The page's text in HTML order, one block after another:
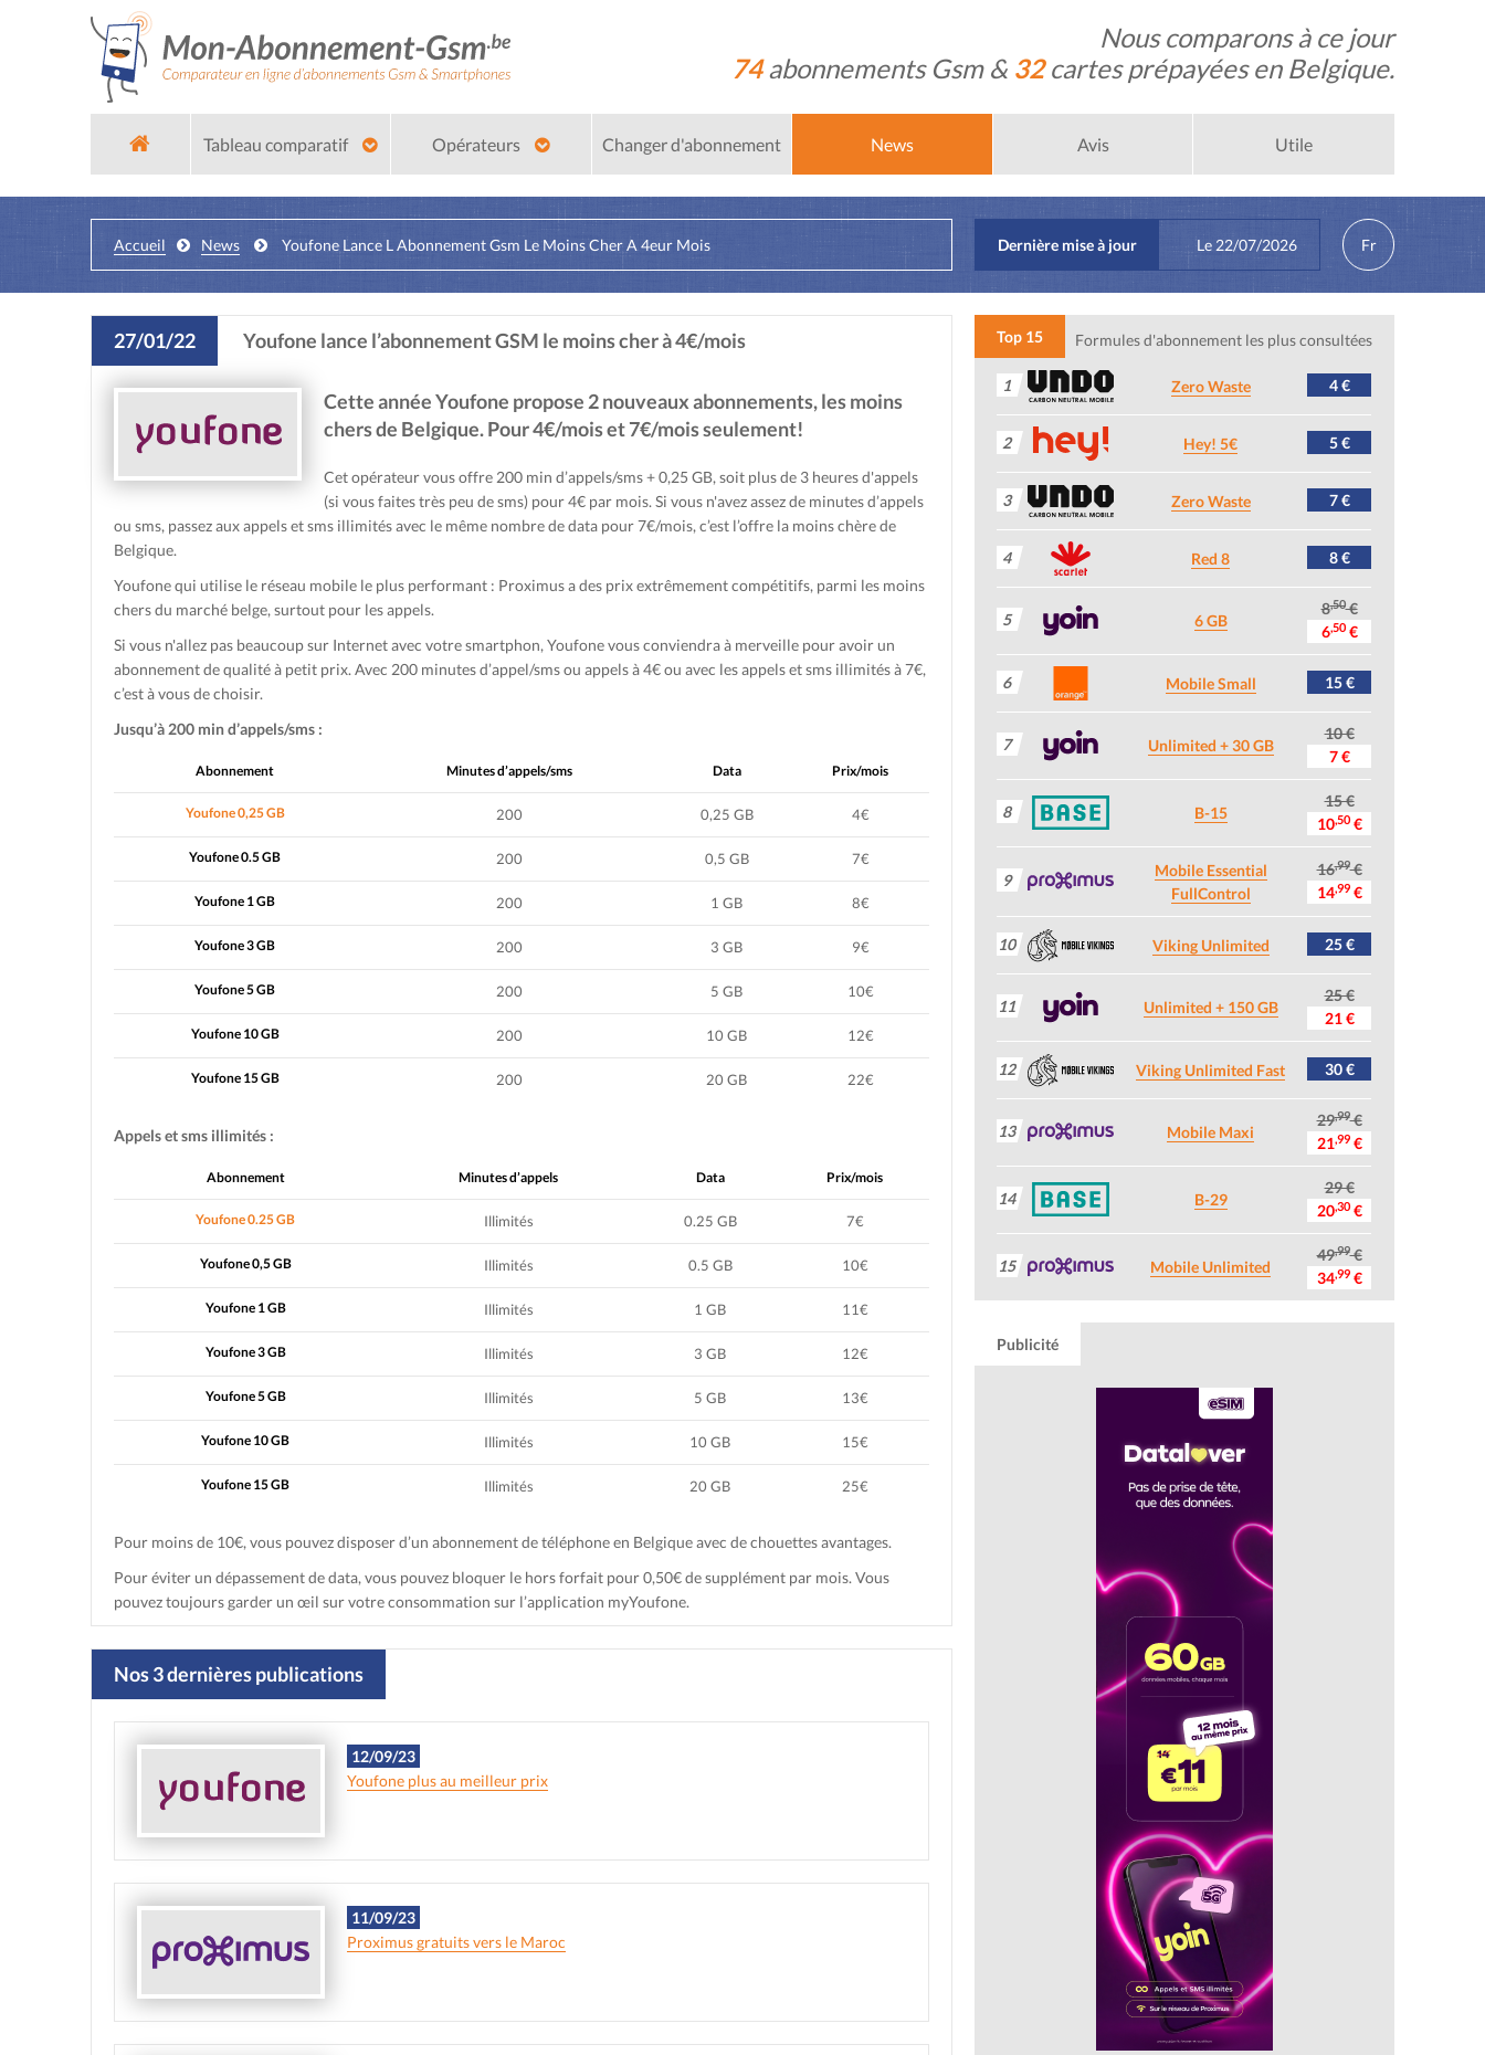
Nous comparons à ce jour
74abonnements Gsm & 32cartes prépayées en Belgique.
Tableau comparatif Opérateurs Changer d'abonnement News Avis Utile
Accueil News Youfone Lance L Abonnement Gsm Le Moins Cher A 4eur Mois Dernière mise à jour Le 22/07/2026 Fr
27/01/22 Youfone lance l’abonnement GSM le moins cher à 4€/mois
Cette année Youfone propose 2 nouveaux abonnements, les moins
chers de Belgique. Pour 4€/mois et 7€/mois seulement!
Cet opérateur vous offre 200 min d’appels/sms + 0,25 GB, soit plus de 3 heures d'appels
(si vous faites très peu de sms) pour 4€ par mois. Si vous n'avez assez de minutes d’appels
ou sms, passez aux appels et sms illimités avec le même nombre de data pour 7€/mois, c’est l’offre la moins chère de
Belgique.
Youfone qui utilise le réseau mobile le plus performant : Proximus a des prix extrêmement compétitifs, parmi les moins
chers du marché belge, surtout pour les appels.
Si vous n'allez pas beaucoup sur Internet avec votre smartphon, Youfone vous conviendra à merveille pour avoir un
abonnement de qualité à petit prix. Avec 200 minutes d’appel/sms ou appels à 4€ ou avec les appels et sms illimités à 7€,
c’est à vous de choisir.
Jusqu’à 200 min d’appels/sms :
Abonnement Minutes d’appels/sms Data Prix/mois
Youfone 0,25 GB 200 0,25 GB 4€
Youfone 0.5 GB 200 0,5 GB 7€
Youfone 1 GB 200 1 GB 8€
Youfone 3 GB 200 3 GB 9€
Youfone 5 GB 200 5 GB 10€
Youfone 10 GB 200 10 GB 12€
Youfone 15 GB 200 20 GB 22€
Appels et sms illimités :
Abonnement Minutes d’appels Data Prix/mois
Youfone 0.25 GB Illimités 0.25 GB 7€
Youfone 0,5 GB Illimités 0.5 GB 10€
Youfone 1 GB Illimités 1 GB 11€
Youfone 3 GB Illimités 3 GB 12€
Youfone 5 GB Illimités 5 GB 13€
Youfone 10 GB Illimités 10 GB 15€
Youfone 15 GB Illimités 20 GB 25€
Pour moins de 10€, vous pouvez disposer d’un abonnement de téléphone en Belgique avec de chouettes avantages.
Pour éviter un dépassement de data, vous pouvez bloquer le hors forfait pour 0,50€ de supplément par mois. Vous
pouvez toujours garder un œil sur votre consommation sur l’application myYoufone.
Nos 3 dernières publications
12/09/23
Youfone plus au meilleur prix
11/09/23
Proximus gratuits vers le Maroc
Top 15 Formules d'abonnement les plus consultées
1 Zero Waste 4 €
2 Hey! 5€ 5 €
3 Zero Waste 7 €
4 Red 8 8 €
5 6 GB
8,50€
6,50€
6 Mobile Small 15 €
7 Unlimited + 30 GB
10 €
7 €
8 B-15
15 €
10,50€
9
Mobile Essential
FullControl
16,99€
14,99€
10 Viking Unlimited 25 €
11 Unlimited + 150 GB
25 €
21 €
12 Viking Unlimited Fast 30 €
13 Mobile Maxi
29,99€
21,99€
14 B-29
29 €
20,30€
15 Mobile Unlimited
49,99€
34,99€
Publicité